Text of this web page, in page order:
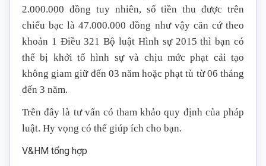
2.000.000 đồng tuy nhiên, số tiền thu được trên
chiếu bạc là 47.000.000 đồng như vậy căn cứ theo
khoản 1 Điều 321 Bộ luật Hình sự 2015 thì bạn có
thể bị khởi tố hình sự và chịu mức phạt cải tạo
không giam giữ đến 03 năm hoặc phạt tù từ 06 tháng
đến 3 năm.
Trên đây là tư vấn có tham khảo quy định của pháp
luật. Hy vọng có thể giúp ích cho bạn.
V&HM tổng hợp